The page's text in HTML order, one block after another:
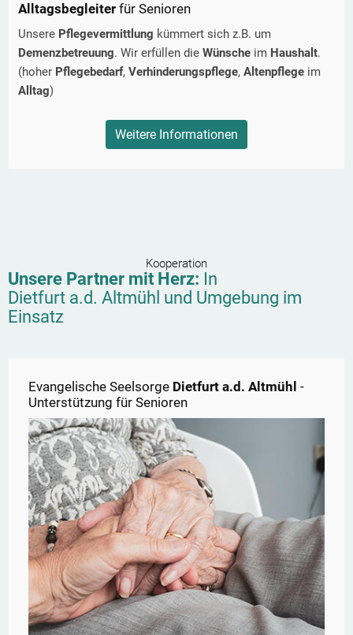
Alltagsbegleiter für Senioren
Unsere Pflegevermittlung kümmert sich z.B. um
Demenzbetreuung. Wir erfüllen die Wünsche im Haushalt.
(hoher Pflegebedarf, Verhinderungspflege, Altenpflege im
Alltag)
Weitere Informationen
Kooperation
Unsere Partner mit Herz: In
Dietfurt a.d. Altmühl und Umgebung im
Einsatz
Evangelische Seelsorge Dietfurt a.d. Altmühl -
Unterstützung für Senioren